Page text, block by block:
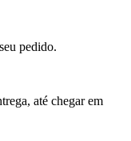
pedido.
até chegar em